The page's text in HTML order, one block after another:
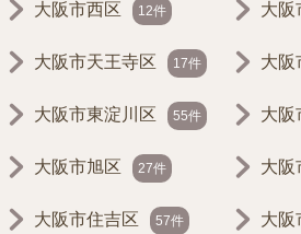
大阪市西区 12件 大阪
大阪市天王寺区 17件 大阪
大阪市東淀川区 55件 大阪
大阪市旭区 27件 大阪
大阪市住吉区 57件 大阪